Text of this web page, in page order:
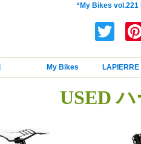
“My Bikes vol.221
My Bikes LAPIERRE
USED